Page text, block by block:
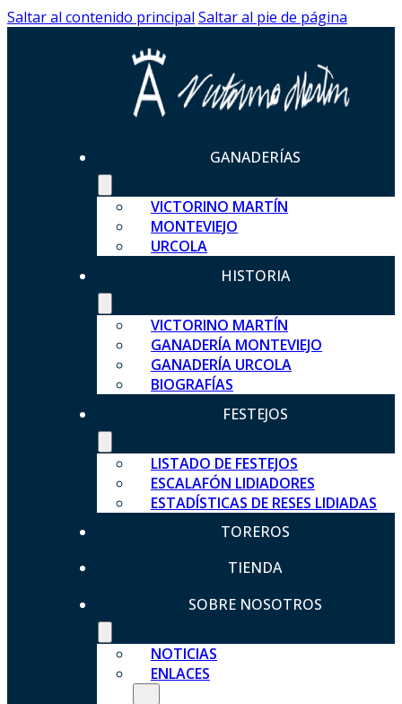
Saltar al contenido principal Saltar al pie de página
GANADERÍAS
VICTORINO MARTÍN
MONTEVIEJO
URCOLA
HISTORIA
VICTORINO MARTÍN
GANADERÍA MONTEVIEJO
GANADERÍA URCOLA
BIOGRAFÍAS
FESTEJOS
LISTADO DE FESTEJOS
ESCALAFÓN LIDIADORES
ESTADÍSTICAS DE RESES LIDIADAS
TOREROS
TIENDA
SOBRE NOSOTROS
NOTICIAS
ENLACES